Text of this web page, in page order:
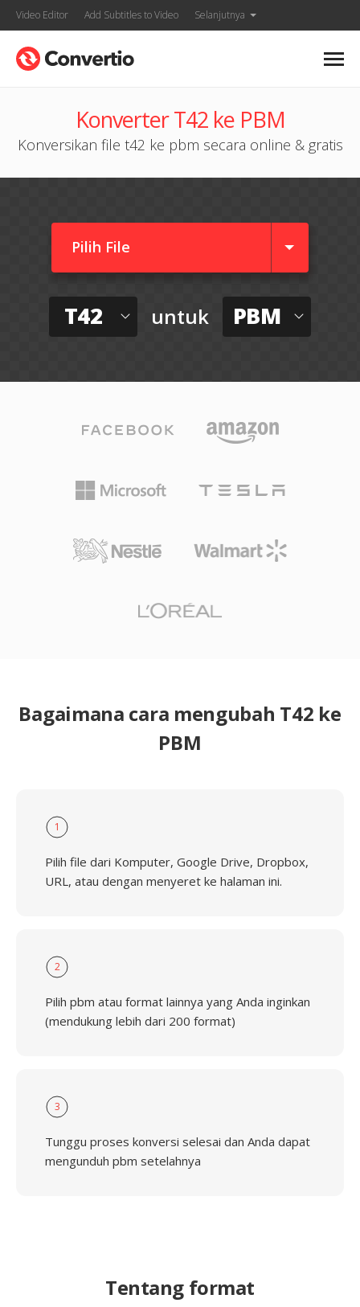
Video Editor Add Subtitles to Video Selanjutnya
Konverter T42 ke PBM
Konversikan file t42 ke pbm secara online & gratis
Pilih File
T42 untuk PBM
Bagaimana cara mengubah T42 ke
PBM
1
Pilih file dari Komputer, Google Drive, Dropbox,
URL, atau dengan menyeret ke halaman ini.
2
Pilih pbm atau format lainnya yang Anda inginkan
(mendukung lebih dari 200 format)
3
Tunggu proses konversi selesai dan Anda dapat
mengunduh pbm setelahnya
Tentang format